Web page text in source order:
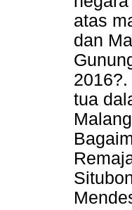
atas
dan
tua